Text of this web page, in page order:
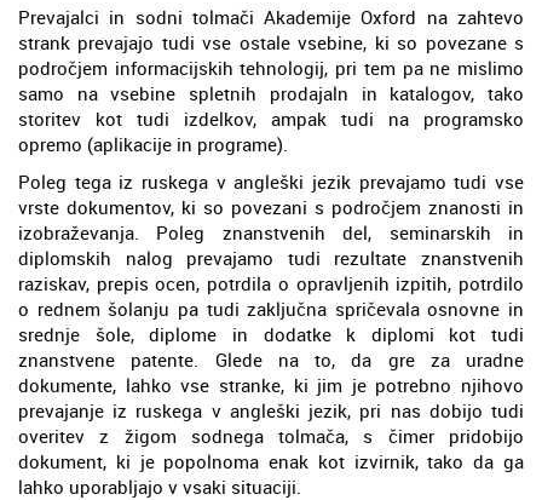
Prevajalci in sodni tolmači Akademije Oxford na zahtevo
strank prevajajo tudi vse ostale vsebine, ki so povezane s
področjem informacijskih tehnologij, pri tem pa ne mislimo
samo na vsebine spletnih prodajaln in katalogov, tako
storitev kot tudi izdelkov, ampak tudi na programsko
opremo (aplikacije in programe).
Poleg tega iz ruskega v angleški jezik prevajamo tudi vse
vrste dokumentov, ki so povezani s področjem znanosti in
izobraževanja. Poleg znanstvenih del, seminarskih in
diplomskih nalog prevajamo tudi rezultate znanstvenih
raziskav, prepis ocen, potrdila o opravljenih izpitih, potrdilo
o rednem šolanju pa tudi zaključna spričevala osnovne in
srednje šole, diplome in dodatke k diplomi kot tudi
znanstvene patente. Glede na to, da gre za uradne
dokumente, lahko vse stranke, ki jim je potrebno njihovo
prevajanje iz ruskega v angleški jezik, pri nas dobijo tudi
overitev z žigom sodnega tolmača, s čimer pridobijo
dokument, ki je popolnoma enak kot izvirnik, tako da ga
lahko uporabljajo v vsaki situaciji.